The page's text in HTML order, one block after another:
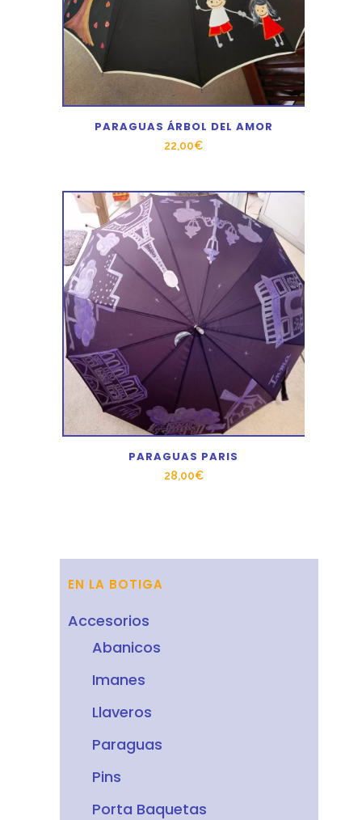
PARAGUAS ÁRBOL DEL AMOR
22,00€
PARAGUAS PARIS
28,00€
EN LA BOTIGA
Accesorios
Abanicos
Imanes
Llaveros
Paraguas
Pins
Porta Baquetas